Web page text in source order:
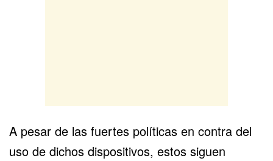
A pesar de las fuertes políticas en contra del
uso de dichos dispositivos, estos siguen